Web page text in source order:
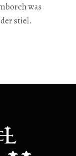
was
stiel.